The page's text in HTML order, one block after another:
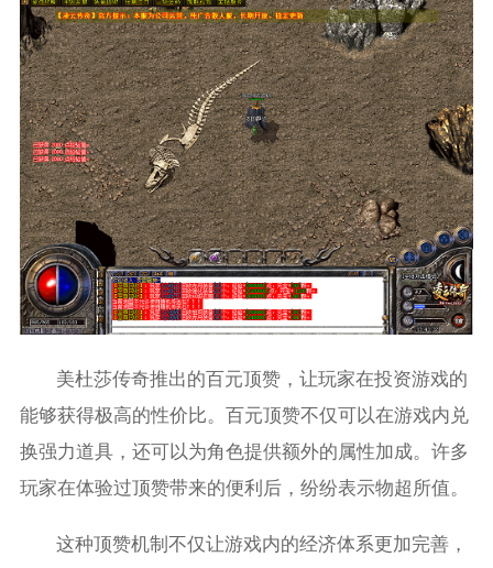
美杜莎传奇推出的百元顶赞，让玩家在投资游戏的
能够获得极高的性价比。百元顶赞不仅可以在游戏内兑
换强力道具，还可以为角色提供额外的属性加成。许多
玩家在体验过顶赞带来的便利后，纷纷表示物超所值。
这种顶赞机制不仅让游戏内的经济体系更加完善，